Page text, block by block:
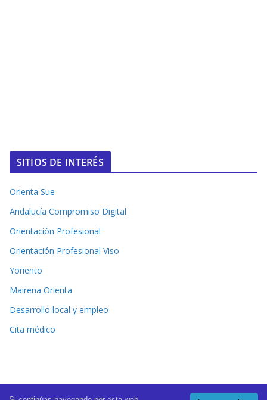
SITIOS DE INTERÉS
Orienta Sue
Andalucía Compromiso Digital
Orientación Profesional
Orientación Profesional Viso
Yoriento
Mairena Orienta
Desarrollo local y empleo
Cita médico